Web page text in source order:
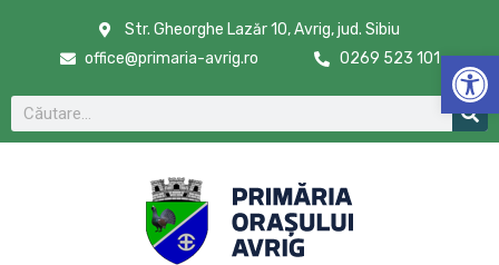
Str. Gheorghe Lazăr 10, Avrig, jud. Sibiu
office@primaria-avrig.ro
0269 523 101